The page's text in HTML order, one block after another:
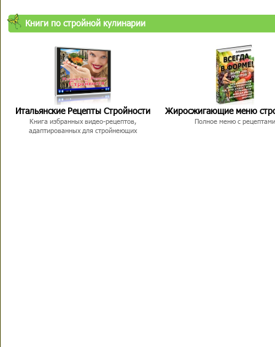
Книги по стройной кулинарии
Итальянские Рецепты Стройности
Книга избранных видео-рецептов,
адаптированных для стройнеющих
Жиросжигающие меню
Полное меню с рецептами